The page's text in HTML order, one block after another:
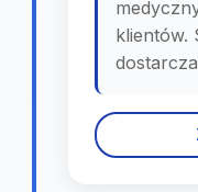
klientów.